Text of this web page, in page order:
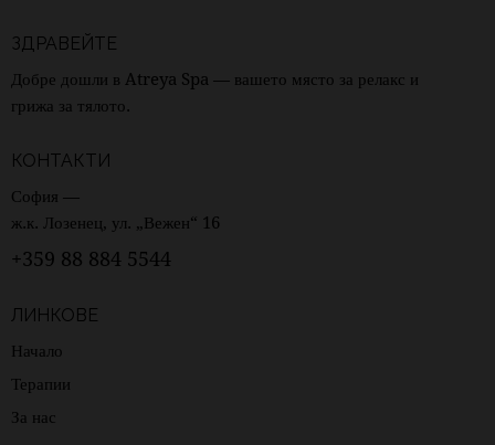
ЗДРАВЕЙТЕ
Добре дошли в Atreya Spa — вашето място за релакс и
грижа за тялото.
КОНТАКТИ
София —
ж.к. Лозенец, ул. „Вежен“ 16
+359 88 884 5544
ЛИНКОВЕ
Начало
Терапии
За нас